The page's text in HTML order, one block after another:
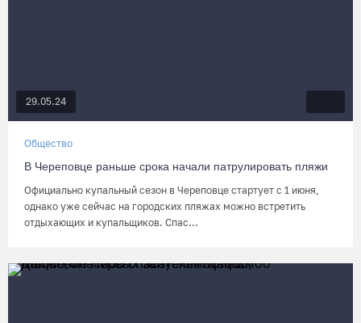
29.05.24
Общество
В Череповце раньше срока начали патрулировать пляжи
Официально купальный сезон в Череповце стартует с 1 июня,
однако уже сейчас на городских пляжах можно встретить
отдыхающих и купальщиков. Спас...